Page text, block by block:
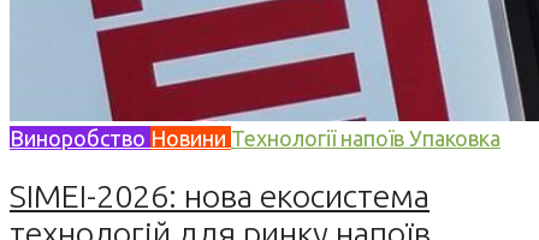
Виноробство Новини Технології напоїв Упаковка
SIMEI-2026: нова екосистема